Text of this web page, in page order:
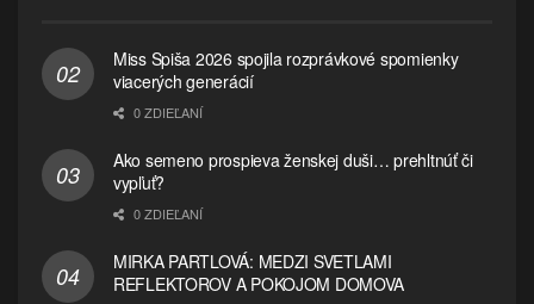
Miss Spiša 2026 spojila rozprávkové spomienky
viacerých generácií
0 ZDIEĽANÍ
Ako semeno prospieva ženskej duši… prehltnúť či
vypľuť?
0 ZDIEĽANÍ
MIRKA PARTLOVÁ: MEDZI SVETLAMI
REFLEKTOROV A POKOJOM DOMOVA